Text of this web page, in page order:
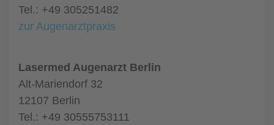
Tel.: +49 305251482
zur Augenarztpraxis
Lasermed Augenarzt Berlin
Alt-Mariendorf 32
12107 Berlin
Tel.: +49 30555753111